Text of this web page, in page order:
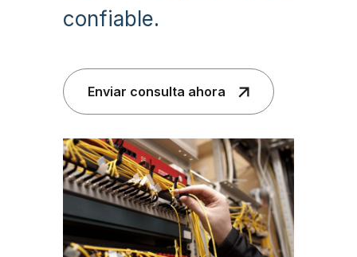
confiable.
Enviar consulta ahora